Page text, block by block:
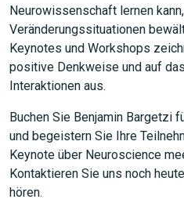
Neurowissenschaft lernen
Veränderungssituationen
Keynotes und Workshops
positive Denkweise und auf
Interaktionen aus.
Buchen Sie Benjamin Bargetzi
und begeistern Sie Ihre
Keynote über Neuroscience
Kontaktieren Sie uns noch
hören.